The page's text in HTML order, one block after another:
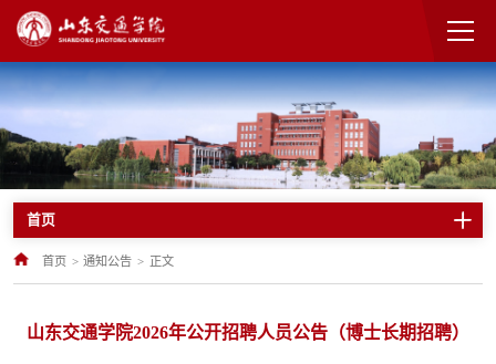
首页
首页 > 通知公告 > 正文
山东交通学院2026年公开招聘人员公告（博士长期招聘）